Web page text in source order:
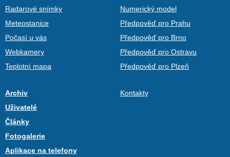
Radarové snímky
Meteostanice
Počasí u vás
Webkamery
Teplotní mapa
Numerický model
Předpověď pro Prahu
Předpověď pro Brno
Předpověď pro Ostravu
Předpověď pro Plzeň
Archiv
Uživatelé
Články
Fotogalerie
Aplikace na telefony
Kontakty